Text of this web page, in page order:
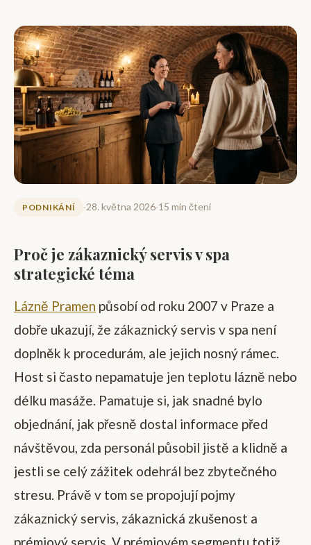
PODNIKÁNÍ ·28. května 2026·15 min čtení
Proč je zákaznický servis v spa
strategické téma
Lázně Pramen působí od roku 2007 v Praze a
dobře ukazují, že zákaznický servis v spa není
doplněk k procedurám, ale jejich nosný rámec.
Host si často nepamatuje jen teplotu lázně nebo
délku masáže. Pamatuje si, jak snadné bylo
objednání, jak přesně dostal informace před
návštěvou, zda personál působil jistě a klidně a
jestli se celý zážitek odehrál bez zbytečného
stresu. Právě v tom se propojují pojmy
zákaznický servis, zákaznická zkušenost a
prémiový servis. V prémiovém segmentu totiž